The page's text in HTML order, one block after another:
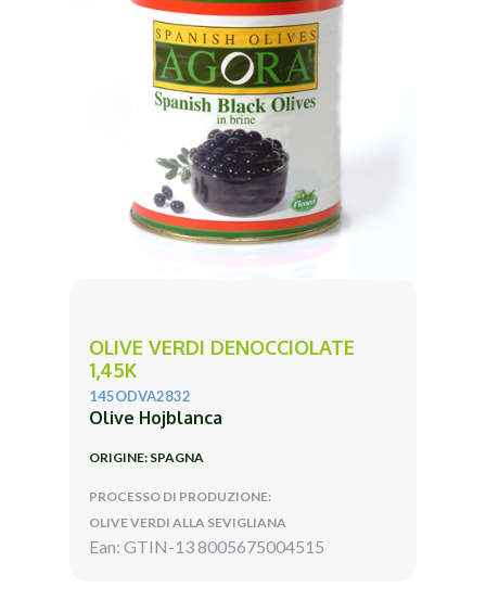
OLIVE VERDI DENOCCIOLATE
1,45K
145ODVA2832
Olive Hojblanca
ORIGINE: SPAGNA
PROCESSO DI PRODUZIONE:
OLIVE VERDI ALLA SEVIGLIANA
Ean: GTIN-13 8005675004515